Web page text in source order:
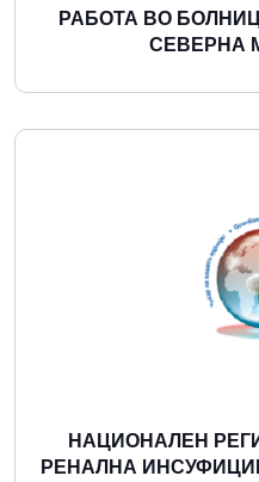
РАБОТА ВО
СЕВЕРНА
НАЦИОНАЛЕН
РЕНАЛНА